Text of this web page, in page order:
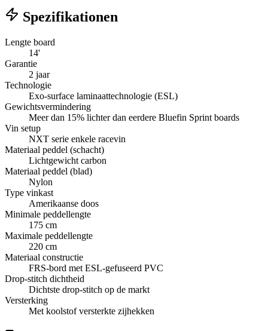
Spezifikationen
Lengte board
14'
Garantie
2 jaar
Technologie
Exo-surface laminaattechnologie (ESL)
Gewichtsvermindering
Meer dan 15% lichter dan eerdere Bluefin Sprint boards
Vin setup
NXT serie enkele racevin
Materiaal peddel (schacht)
Lichtgewicht carbon
Materiaal peddel (blad)
Nylon
Type vinkast
Amerikaanse doos
Minimale peddellengte
175 cm
Maximale peddellengte
220 cm
Materiaal constructie
FRS-bord met ESL-gefuseerd PVC
Drop-stitch dichtheid
Dichtste drop-stitch op de markt
Versterking
Met koolstof versterkte zijhekken